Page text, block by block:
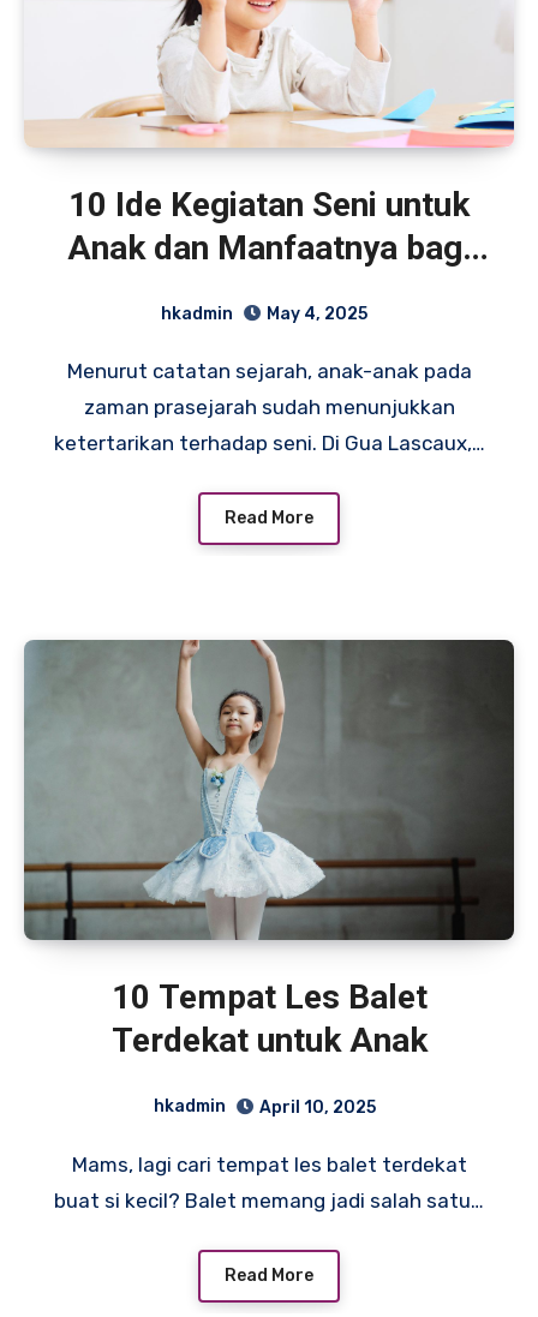
10 Ide Kegiatan Seni untuk
Anak dan Manfaatnya bagi
hkadmin May 4, 2025
Menurut catatan sejarah, anak-anak pada
zaman prasejarah sudah menunjukkan
ketertarikan terhadap seni. Di Gua Lascaux,…
Read More
10 Tempat Les Balet
Terdekat untuk Anak
hkadmin April 10, 2025
Mams, lagi cari tempat les balet terdekat
buat si kecil? Balet memang jadi salah satu…
Read More